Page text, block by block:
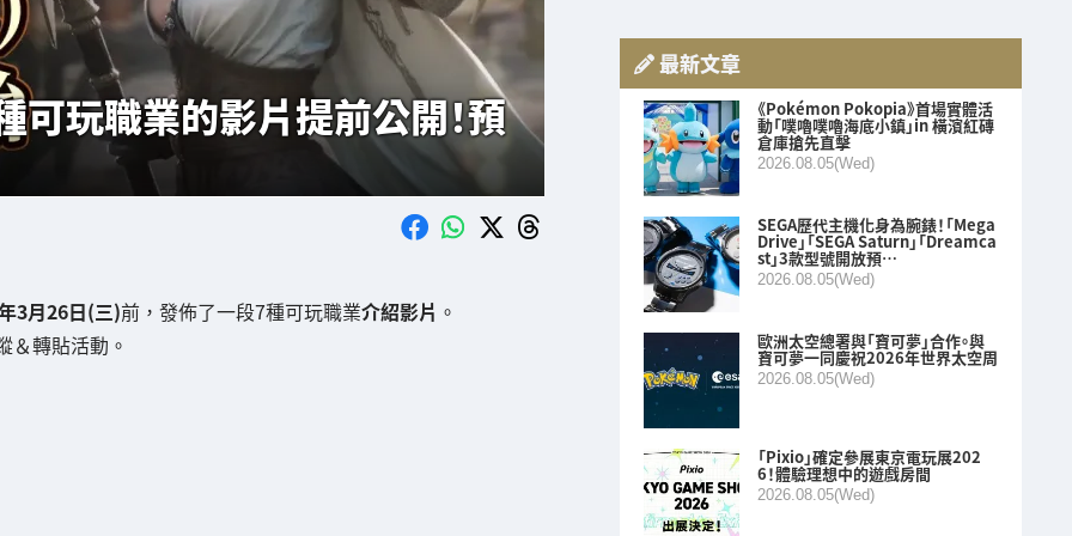
可玩職業的影片提前公開！預
3月26日(三)前，發佈了一段7種可玩職業介紹影片 。
＆轉貼活動。
最新文章
《Pokémon Pokopia》首場實體活
動「噗嚕噗嚕海底小鎮」in 橫濱紅磚
倉庫搶先直擊
2026.08.05(Wed)
SEGA歷代主機化身為腕錶！「Mega
Drive」「SEGA Saturn」「Dreamca
st」3款型號開放預…
2026.08.05(Wed)
歐洲太空總署與「寶可夢」合作。與
寶可夢一同慶祝2026年世界太空周
2026.08.05(Wed)
「Pixio」確定參展東京電玩展202
6！體驗理想中的遊戲房間
2026.08.05(Wed)